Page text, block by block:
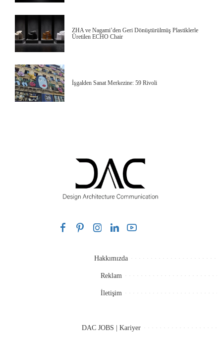
ZHA ve Nagami’den Geri Dönüştürülmüş Plastiklerle
Üretilen ECHO Chair
İşgalden Sanat Merkezine: 59 Rivoli
Hakkımızda
Reklam
İletişim
DAC JOBS | Kariyer